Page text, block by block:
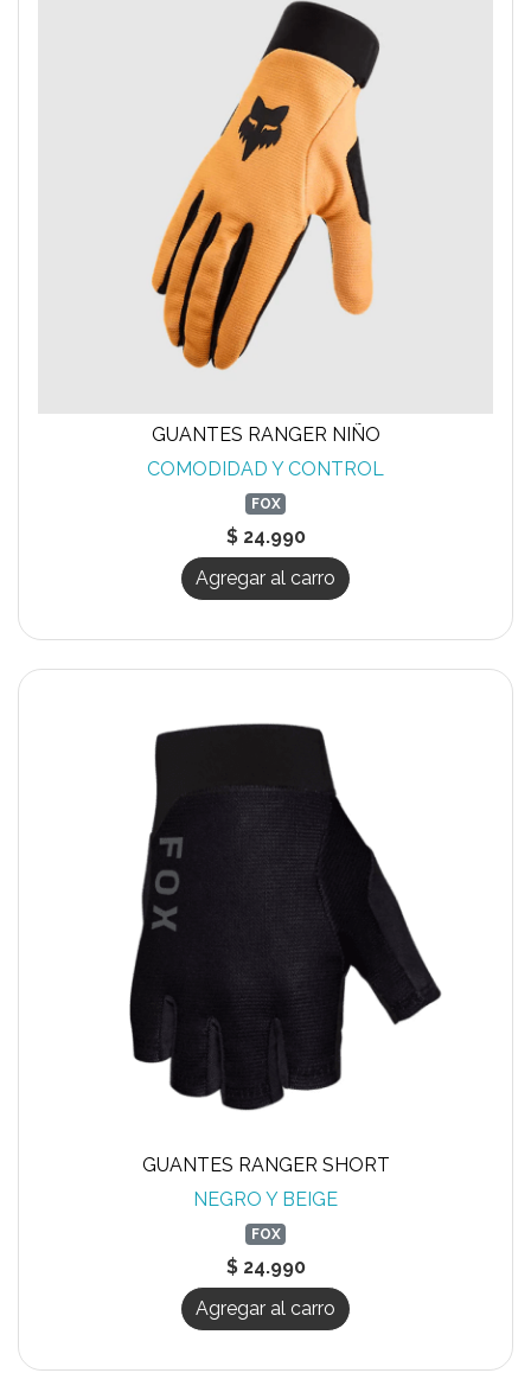
GUANTES RANGER NIÑO
COMODIDAD Y CONTROL
FOX
$ 24.990
Agregar al carro
GUANTES RANGER SHORT
NEGRO Y BEIGE
FOX
$ 24.990
Agregar al carro